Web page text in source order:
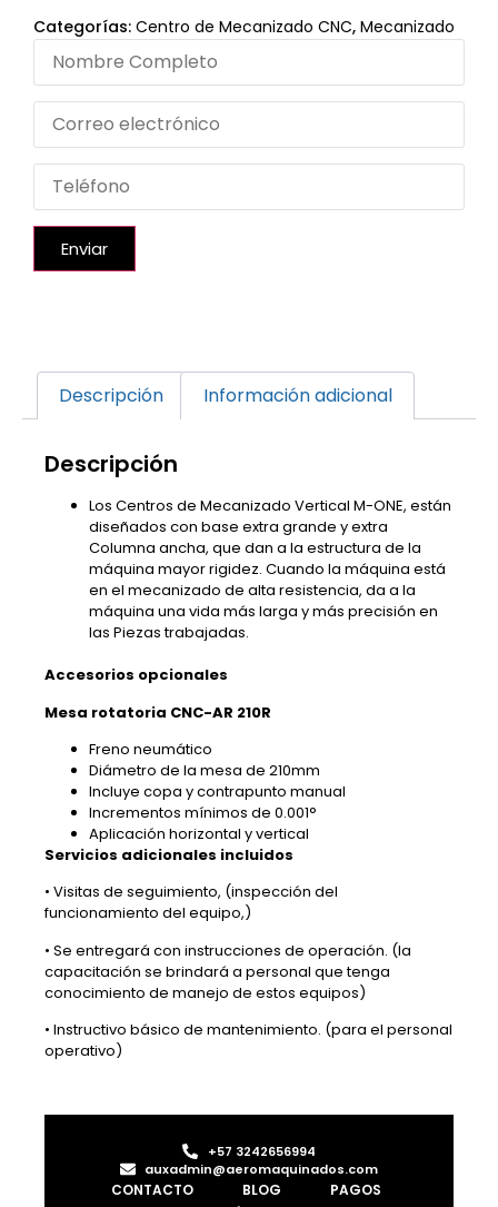
Categorías: Centro de Mecanizado CNC, Mecanizado
Enviar
Descripción Información adicional
Descripción
Los Centros de Mecanizado Vertical M-ONE, están
diseñados con base extra grande y extra
Columna ancha, que dan a la estructura de la
máquina mayor rigidez. Cuando la máquina está
en el mecanizado de alta resistencia, da a la
máquina una vida más larga y más precisión en
las Piezas trabajadas.
Accesorios opcionales
Mesa rotatoria CNC-AR 210R
Freno neumático
Diámetro de la mesa de 210mm
Incluye copa y contrapunto manual
Incrementos mínimos de 0.001°
Aplicación horizontal y vertical
Servicios adicionales incluidos
• Visitas de seguimiento, (inspección del
funcionamiento del equipo,)
• Se entregará con instrucciones de operación. (la
capacitación se brindará a personal que tenga
conocimiento de manejo de estos equipos)
• Instructivo básico de mantenimiento. (para el personal
operativo)